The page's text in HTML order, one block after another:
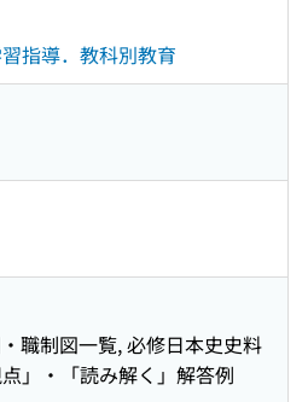
指導．教科別教育
職制図一覧, 必修日本史史料
」・「読み解く」解答例